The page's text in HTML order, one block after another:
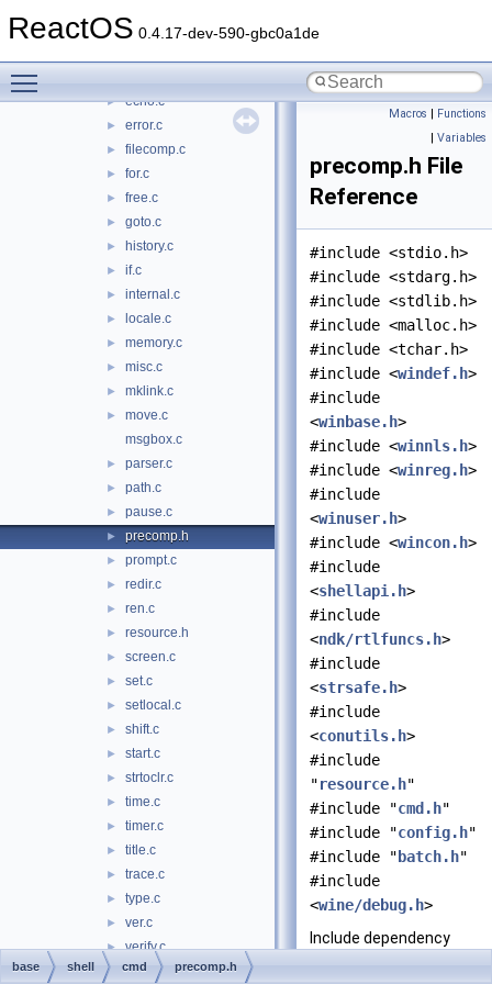
ReactOS 0.4.17-dev-590-gbc0a1de
► delay.c
► echo.c
► error.c
► filecomp.c
► for.c
► free.c
► goto.c
► history.c
► if.c
► internal.c
► locale.c
► memory.c
► misc.c
► mklink.c
►
move.c
msgbox.c
► parser.c
► path.c
► pause.c
► precomp.h
► prompt.c
► redir.c
► ren.c
► resource.h
► screen.c
► set.c
► setlocal.c
► shift.c
► start.c
► strtoclr.c
► time.c
► timer.c
► title.c
► trace.c
► type.c
► ver.c
► verify.c
► vol.c
Macros | Functions
| Variables
precomp.h File
Reference
#include <stdio.h>
#include <stdarg.h>
#include <stdlib.h>
#include <malloc.h>
#include <tchar.h>
#include <windef.h>
#include
<winbase.h>
#include <winnls.h>
#include <winreg.h>
#include
<winuser.h>
#include <wincon.h>
#include
<shellapi.h>
#include
<ndk/rtlfuncs.h>
#include
<strsafe.h>
#include
<conutils.h>
#include
"resource.h"
#include "cmd.h"
#include "config.h"
#include " batch.h"
#include
<wine/debug.h>
Include dependency
graph for precomp.h:
base shell cmd precomp.h